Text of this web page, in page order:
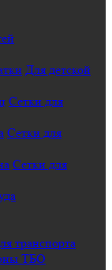
Для детской
Сетки для
Сетки для
Сетки для
транспорта